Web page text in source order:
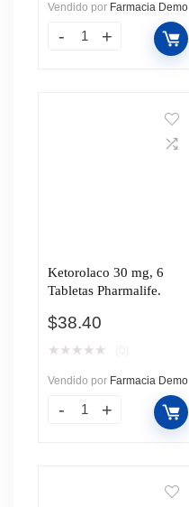
Vendido por Farmacia Demo
Ketorolaco 30 mg, 6
Tabletas Pharmalife.
$38.40
★ ★ ★ ★ ★
Vendido por Farmacia Demo